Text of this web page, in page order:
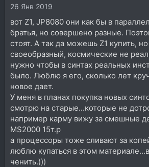
26 Янв 2019
вот Z1, JP8080 они как бы в
братья, но совершено разные.
стоят. А так да можешь Z1 купить,
своеобразный, космические не
нужно чтобы в синтах реальных
было. Люблю я его, сколько лет
новое дает.
У меня в планах покупка новых
смотрю на старые...которые не
например карму вижу за смешные
MS2000 15т.р
а процессоры тоже сливают за
люблю купаться в этом
ченить.)))